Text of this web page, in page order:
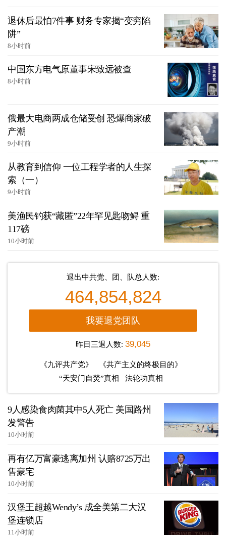
退休后最怕7件事 财务专家揭“变穷陷
阱”
8小时前
中国东方电气原董事宋致远被查
8小时前
俄最大电商两成仓储受创 恐爆商家破
产潮
9小时前
从教育到信仰 一位工程学者的人生探
索（一）
9小时前
美渔民钓获“藏匿”22年罕见匙吻鲟 重
117磅
10小时前
退出中共党、团、队总人数:
464,854,824
我要退党团队
昨日三退人数: 39,045
《九评共产党》
《共产主义的终极目的》
“天安门自焚”真相
法轮功真相
9人感染食肉菌其中5人死亡 美国路州
发警告
10小时前
再有亿万富豪逃离加州 认赔8725万出
售豪宅
10小时前
汉堡王超越Wendy’s 成全美第二大汉
堡连锁店
11小时前